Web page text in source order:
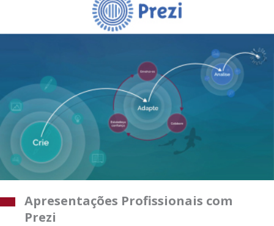
Apresentações Profissionais com
Prezi